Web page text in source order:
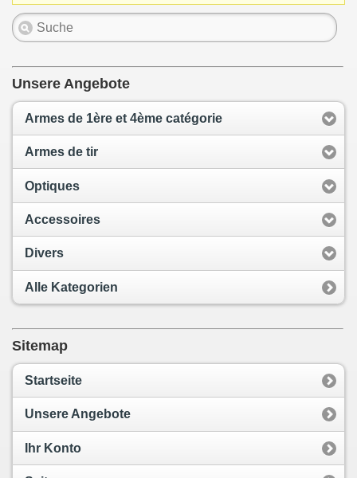
Unsere Angebote
Armes de 1ère et 4ème catégorie
Armes de tir
Optiques
Accessoires
Divers
Alle Kategorien
Sitemap
Startseite
Unsere Angebote
Ihr Konto